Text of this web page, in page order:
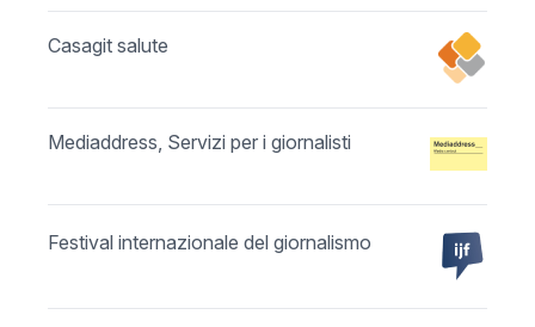
Casagit salute
Mediaddress, Servizi per i giornalisti
Festival internazionale del giornalismo